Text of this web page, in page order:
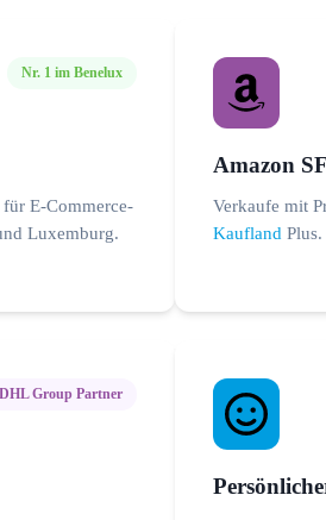
Nr. 1 im Benelux
E-Commerce-
Luxemburg.
Amazon
Verkaufe mit
Kaufland Plus.
DHL Group Partner